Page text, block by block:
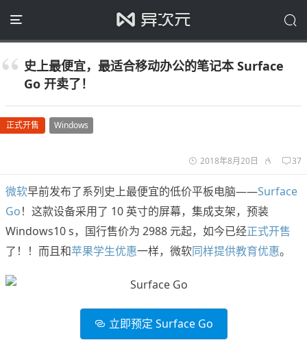
史上最便宜，最适合移动办公的笔记本 Surface
Go 开卖了！
正式开售 Windows
2018年8月20日 37
微软早前发布了系列史上最便宜的低价平板电脑——Surface
Go！这款设备采用了 10 英寸的屏幕，集成支架，预装
Windows10 s，国行售价为 2988 元起，如今已经正式开售
了！！而且和苹果学生优惠一样，微软同样提供教育优惠。
立即预定 Surface Go